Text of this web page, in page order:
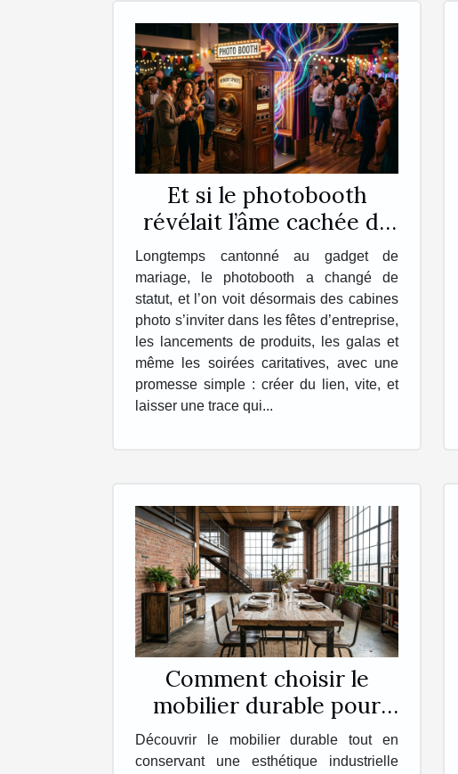
Et si le photobooth
révélait l’âme cachée de
vos événements ?
Longtemps cantonné au gadget de
mariage, le photobooth a changé de
statut, et l’on voit désormais des cabines
photo s’inviter dans les fêtes d’entreprise,
les lancements de produits, les galas et
même les soirées caritatives, avec une
promesse simple : créer du lien, vite, et
laisser une trace qui...
Comment choisir le
mobilier durable pour
une esthétique
industrielle ?
Découvrir le mobilier durable tout en
conservant une esthétique industrielle